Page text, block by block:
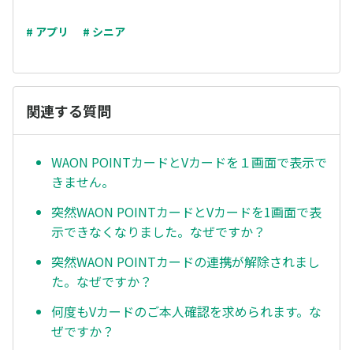
# アプリ # シニア
関連する質問
WAON POINTカードとVカードを１画面で表示で
きません。
突然WAON POINTカードとVカードを1画面で表
示できなくなりました。なぜですか？
突然WAON POINTカードの連携が解除されまし
た。なぜですか？
何度もVカードのご本人確認を求められます。な
ぜですか？